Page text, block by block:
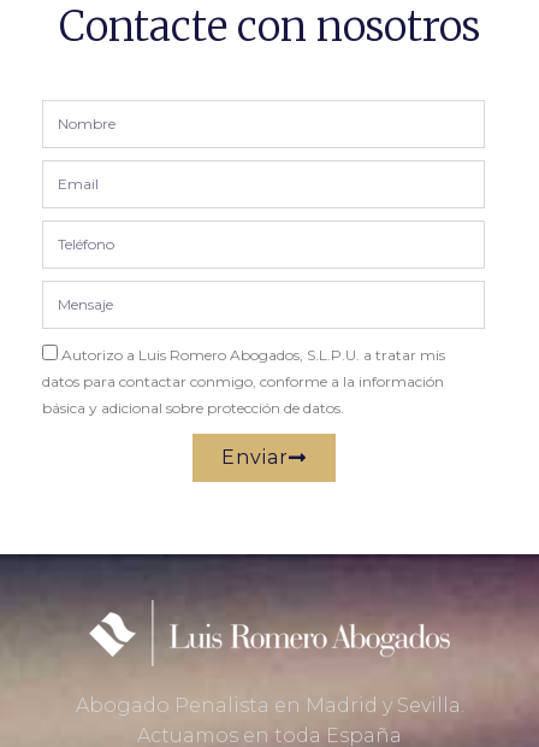
Contacte con nosotros
Autorizo a Luis Romero Abogados, S.L.P.U. a tratar mis
datos para contactar conmigo, conforme a la información
básica y adicional sobre protección de datos.
Enviar
Abogado Penalista en Madrid y Sevilla.
Actuamos en toda España